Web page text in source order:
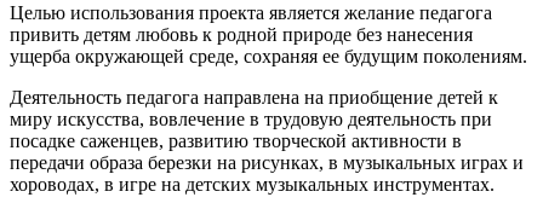
Целью использования проекта является желание педагога
привить детям любовь к родной природе без нанесения
ущерба окружающей среде, сохраняя ее будущим поколениям.
Деятельность педагога направлена на приобщение детей к
миру искусства, вовлечение в трудовую деятельность при
посадке саженцев, развитию творческой активности в
передачи образа березки на рисунках, в музыкальных играх и
хороводах, в игре на детских музыкальных инструментах.